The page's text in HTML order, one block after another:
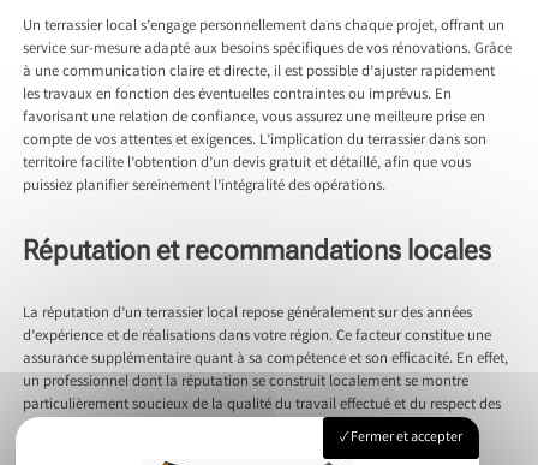
Un terrassier local s’engage personnellement dans chaque projet, offrant un
service sur-mesure adapté aux besoins spécifiques de vos rénovations. Grâce
à une communication claire et directe, il est possible d’ajuster rapidement
les travaux en fonction des éventuelles contraintes ou imprévus. En
favorisant une relation de confiance, vous assurez une meilleure prise en
compte de vos attentes et exigences. L’implication du terrassier dans son
territoire facilite l’obtention d’un devis gratuit et détaillé, afin que vous
puissiez planifier sereinement l’intégralité des opérations.
Réputation et recommandations locales
La réputation d’un terrassier local repose généralement sur des années
d’expérience et de réalisations dans votre région. Ce facteur constitue une
assurance supplémentaire quant à sa compétence et son efficacité. En effet,
un professionnel dont la réputation se construit localement se montre
particulièrement soucieux de la qualité du travail effectué et du respect des
délais. La satisfaction des clients locaux est essentielle, et les
recommandations se transmettent facilement de bouche à oreille.
Fermer et accepter